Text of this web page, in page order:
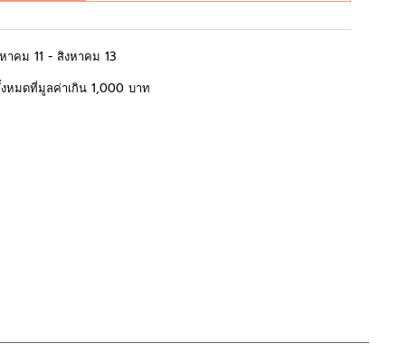
าคม 11 - สิงหาคม 13
หมดที่มูลค่าเกิน 1,000 บาท